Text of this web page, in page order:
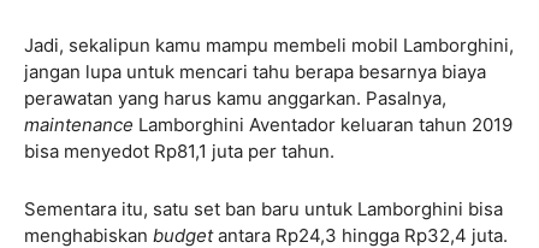
Jadi, sekalipun kamu mampu membeli mobil Lamborghini,
jangan lupa untuk mencari tahu berapa besarnya biaya
perawatan yang harus kamu anggarkan. Pasalnya,
maintenance Lamborghini Aventador keluaran tahun 2019
bisa menyedot Rp81,1 juta per tahun.
Sementara itu, satu set ban baru untuk Lamborghini bisa
menghabiskan budgetantara Rp24,3 hingga Rp32,4 juta.